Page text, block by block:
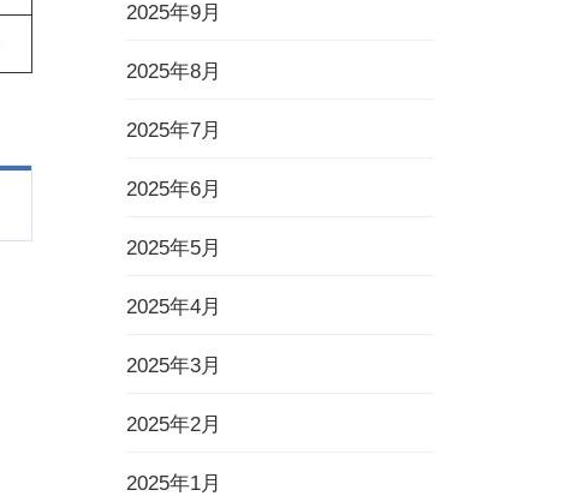
2025年9月
2025年8月
2025年7月
2025年6月
2025年5月
2025年4月
2025年3月
2025年2月
2025年1月